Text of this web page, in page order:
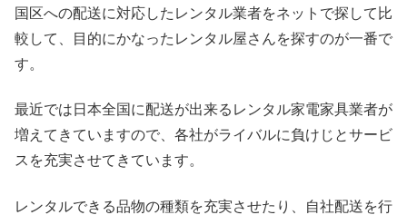
国区への配送に対応したレンタル業者をネットで探して比
較して、目的にかなったレンタル屋さんを探すのが一番で
す。
最近では日本全国に配送が出来るレンタル家電家具業者が
増えてきていますので、各社がライバルに負けじとサービ
スを充実させてきています。
レンタルできる品物の種類を充実させたり、自社配送を行